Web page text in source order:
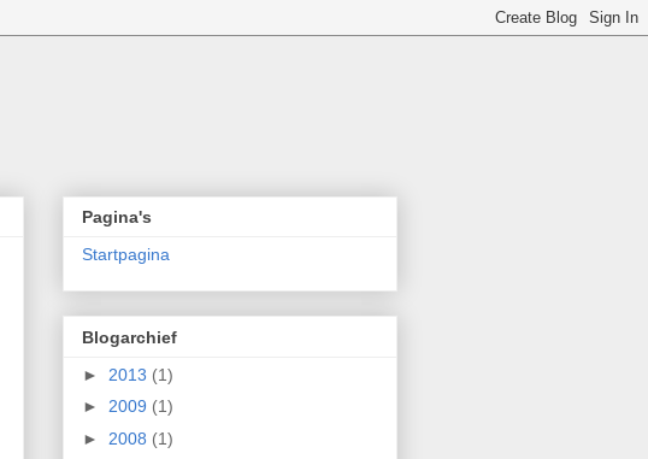
Pagina's
Startpagina
Blogarchief
► 2013 (1)
► 2009 (1)
► 2008 (1)